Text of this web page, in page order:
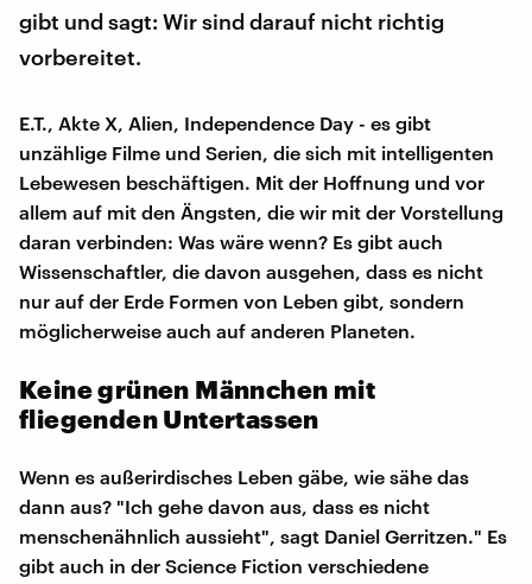
gibt und sagt: Wir sind darauf nicht richtig
vorbereitet.
E.T., Akte X, Alien, Independence Day - es gibt
unzählige Filme und Serien, die sich mit intelligenten
Lebewesen beschäftigen. Mit der Hoffnung und vor
allem auf mit den Ängsten, die wir mit der Vorstellung
daran verbinden: Was wäre wenn? Es gibt auch
Wissenschaftler, die davon ausgehen, dass es nicht
nur auf der Erde Formen von Leben gibt, sondern
möglicherweise auch auf anderen Planeten.
Keine grünen Männchen mit
fliegenden Untertassen
Wenn es außerirdisches Leben gäbe, wie sähe das
dann aus? "Ich gehe davon aus, dass es nicht
menschenähnlich aussieht", sagt Daniel Gerritzen." Es
gibt auch in der Science Fiction verschiedene